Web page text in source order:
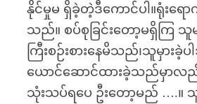
နိုင်မှုမ ရှိခဲ့တဲ့ဒီကောင်ပါ။ရုံး
သည်။ စပ်စုခြင်းတော့မရှိက
ကြီးစဉ်းစားနေမိသည်၊သူမှာ
ယောင်ဆောင်ထားခဲ့သည်မှာလည်း
သုံးသပ်ရပေ ဦးတော့မည် ….။